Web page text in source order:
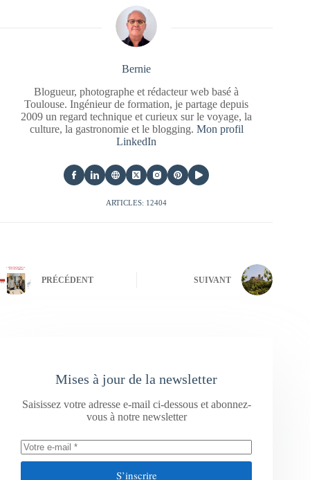
Bernie
Blogueur, photographe et rédacteur web basé à
Toulouse. Ingénieur de formation, je partage depuis
2009 un regard technique et curieux sur le voyage, la
culture, la gastronomie et le blogging. Mon profil
LinkedIn
ARTICLES: 12404
PRÉCÉDENT SUIVANT
Mises à jour de la newsletter
Saisissez votre adresse e-mail ci-dessous et abonnez-
vous à notre newsletter
S’inscrire